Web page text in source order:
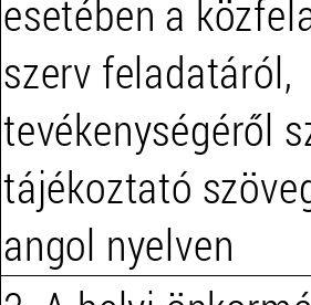
esetében a
szerv feladatáról,
tevékenységéről
tájékoztató
angol nyelven